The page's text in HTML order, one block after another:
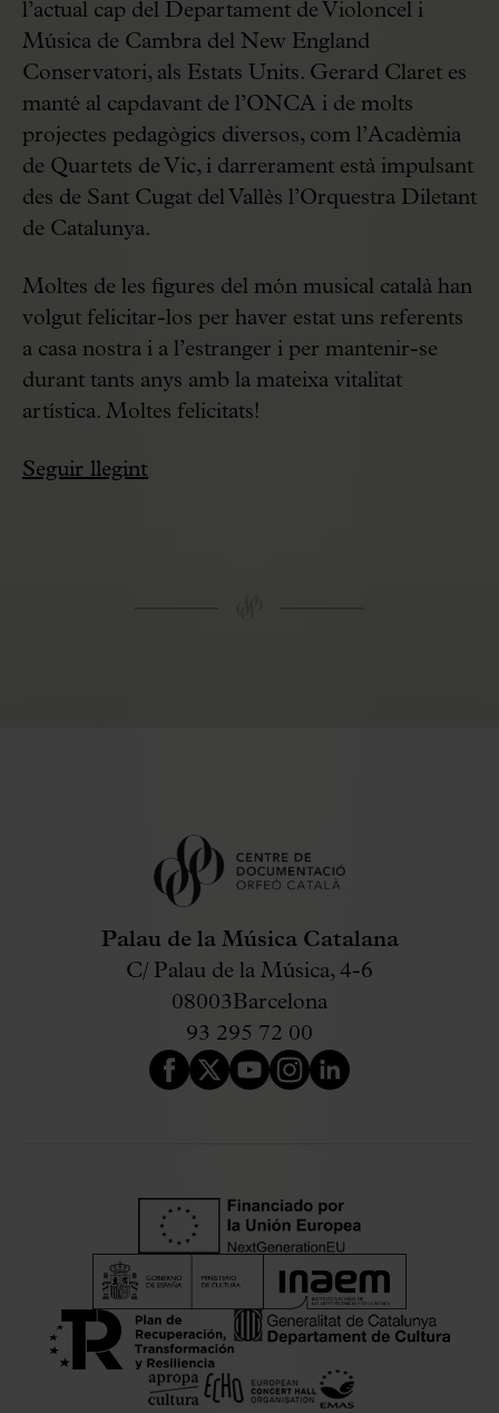
l’actual cap del Departament de Violoncel i
Música de Cambra del New England
Conservatori, als Estats Units. Gerard Claret es
manté al capdavant de l’ONCA i de molts
projectes pedagògics diversos, com l’Acadèmia
de Quartets de Vic, i darrerament està impulsant
des de Sant Cugat del Vallès l’Orquestra Diletant
de Catalunya.
Moltes de les figures del món musical català han
volgut felicitar-los per haver estat uns referents
a casa nostra i a l’estranger i per mantenir-se
durant tants anys amb la mateixa vitalitat
artística. Moltes felicitats!
Seguir llegint
Palau de la Música Catalana
C/ Palau de la Música, 4-6
08003Barcelona
93 295 72 00